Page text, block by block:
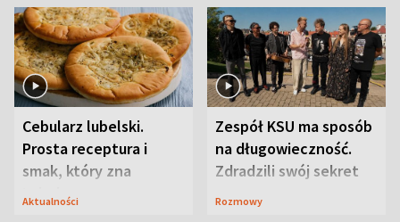
Cebularz lubelski.
Prosta receptura i
smak, który zna
Lubelszczyzna
Aktualności
Zespół KSU ma sposób
na długowieczność.
Zdradzili swój sekret
Rozmowy